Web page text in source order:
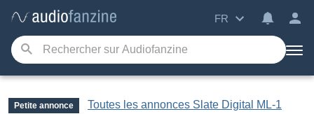
FR
Petite annonce Toutes les annonces Slate Digital ML-1